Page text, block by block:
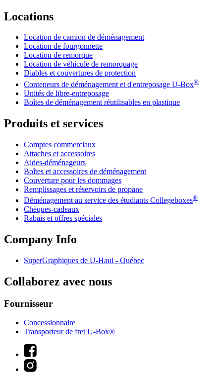
Locations
Location de camion de déménagement
Location de fourgonnette
Location de remorque
Location de véhicule de remorquage
Diables et couvertures de protection
Conteneurs de déménagement et d'entreposage U-Box®
Unités de libre-entreposage
Boîtes de déménagement réutilisables en plastique
Produits et services
Comptes commerciaux
Attaches et accessoires
Aides-déménageurs
Boîtes et accessoires de déménagement
Couverture pour les dommages
Remplissages et réservoirs de propane
Déménagement au service des étudiants Collegeboxes®
Chèques-cadeaux
Rabais et offres spéciales
Company Info
SuperGraphiques de U-Haul - Québec
Collaborez avec nous
Fournisseur
Concessionnaire
Transporteur de fret U-Box®